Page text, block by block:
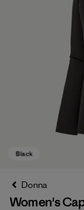
Donna
Women's